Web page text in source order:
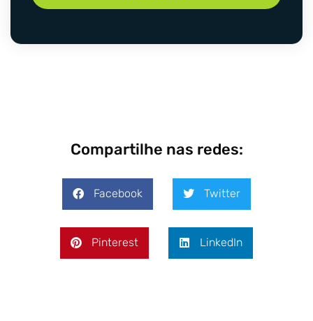
Compartilhe nas redes:
Facebook Twitter
Pinterest LinkedIn